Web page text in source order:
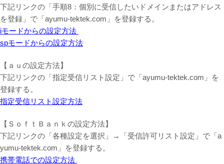
下記リンクの「手順8：個別に受信したいドメインまたはアドレス
を登録」で「ayumu-tektek.com」を登録する。
iモードからの設定方法
spモードからの設定方法
【ａｕの設定方法】
下記リンクの「指定受信リスト設定」で「ayumu-tektek.com」を
登録する。
指定受信リスト設定方法
【ＳｏｆｔＢａｎｋの設定方法】
下記リンクの「各種設定を選択」→「受信許可リスト設定」で「a
yumu-tektek.com」を登録する。
携帯電話での設定方法